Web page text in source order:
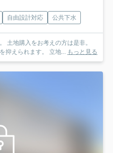
自由設計対応 公共下水
土地購入をお考えの方は是非。
抑えられます。 立地...
もっと見る